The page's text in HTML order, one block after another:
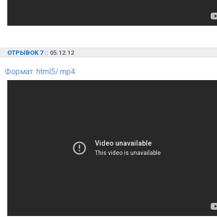
ОТРЫВОК 7 :: 05.12.12
Формат: html5/.mp4